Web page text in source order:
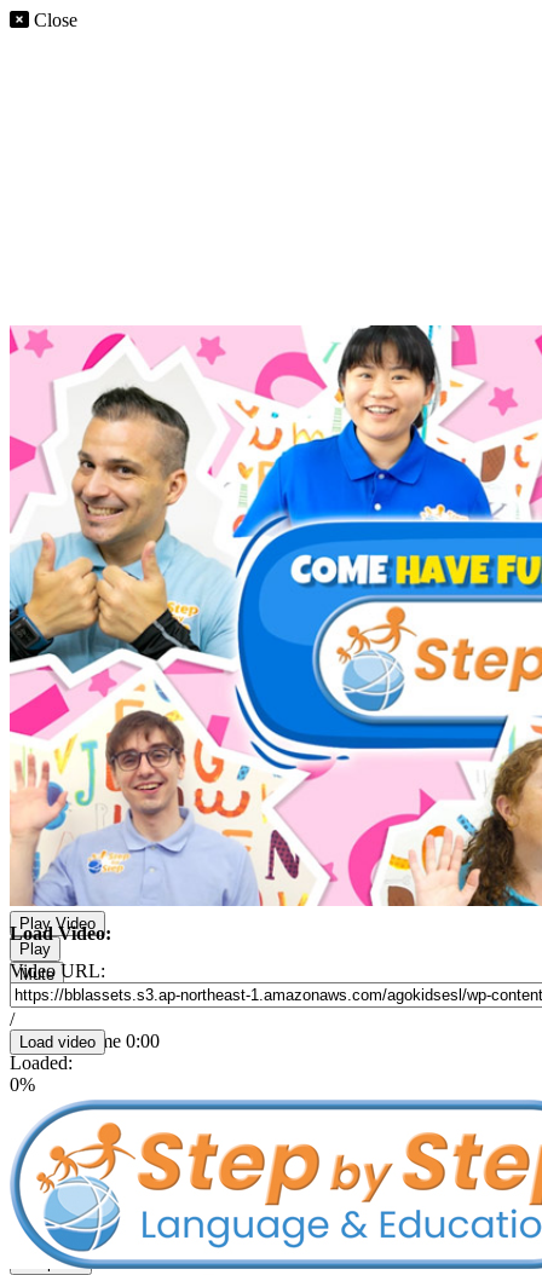
Close
Play Video
Play
Mute
Current Time0:00
/
Duration Time 0:00
Loaded:
0%
Progress: 0%
Stream TypeLIVE
Remaining Time -0:00
Playback Rate
Chapters
Load Video:
Video URL:
Skip
to
content
子
ー
ル